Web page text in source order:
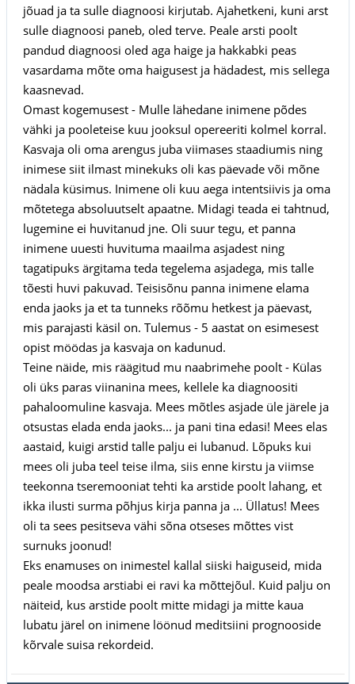
jõuad ja ta sulle diagnoosi kirjutab. Ajahetkeni, kuni arst
sulle diagnoosi paneb, oled terve. Peale arsti poolt
pandud diagnoosi oled aga haige ja hakkabki peas
vasardama mõte oma haigusest ja hädadest, mis sellega
kaasnevad.
Omast kogemusest - Mulle lähedane inimene põdes
vähki ja pooleteise kuu jooksul opereeriti kolmel korral.
Kasvaja oli oma arengus juba viimases staadiumis ning
inimese siit ilmast minekuks oli kas päevade või mõne
nädala küsimus. Inimene oli kuu aega intentsiivis ja oma
mõtetega absoluutselt apaatne. Midagi teada ei tahtnud,
lugemine ei huvitanud jne. Oli suur tegu, et panna
inimene uuesti huvituma maailma asjadest ning
tagatipuks ärgitama teda tegelema asjadega, mis talle
tõesti huvi pakuvad. Teisisõnu panna inimene elama
enda jaoks ja et ta tunneks rõõmu hetkest ja päevast,
mis parajasti käsil on. Tulemus - 5 aastat on esimesest
opist möödas ja kasvaja on kadunud.
Teine näide, mis räägitud mu naabrimehe poolt - Külas
oli üks paras viinanina mees, kellele ka diagnoositi
pahaloomuline kasvaja. Mees mõtles asjade üle järele ja
otsustas elada enda jaoks... ja pani tina edasi! Mees elas
aastaid, kuigi arstid talle palju ei lubanud. Lõpuks kui
mees oli juba teel teise ilma, siis enne kirstu ja viimse
teekonna tseremooniat tehti ka arstide poolt lahang, et
ikka ilusti surma põhjus kirja panna ja ... Üllatus! Mees
oli ta sees pesitseva vähi sõna otseses mõttes vist
surnuks joonud!
Eks enamuses on inimestel kallal siiski haiguseid, mida
peale moodsa arstiabi ei ravi ka mõttejõul. Kuid palju on
näiteid, kus arstide poolt mitte midagi ja mitte kaua
lubatu järel on inimene löönud meditsiini prognooside
kõrvale suisa rekordeid.